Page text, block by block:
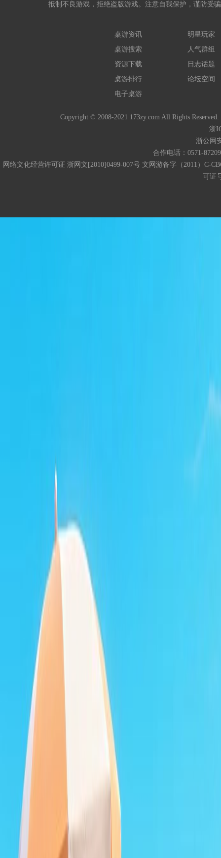
抵制不良游戏，拒绝盗版游戏。注意自我保护，谨防受
桌游资讯
桌游搜索
资源下载
桌游排行
电子桌游
明星玩家
人气群组
日志话题
论坛空间
Copyright © 2008-2021 173zy.com All Rights
浙
浙公网
合作电话：0571-
网络文化经营许可证 浙网文[2010]0499-007号 文网游备字（2011）C-
可证